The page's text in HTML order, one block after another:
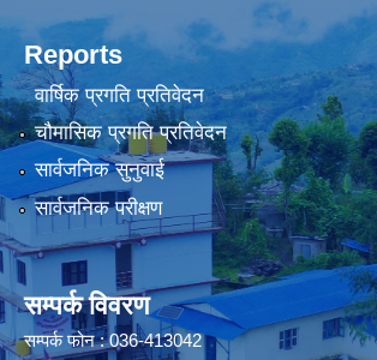
Reports
वार्षिक प्रगति प्रतिवेदन
चौमासिक प्रगति प्रतिवेदन
सार्वजनिक सुनुवाई
सार्वजनिक परीक्षण
सम्पर्क विवरण
सम्पर्क फोन : 036-413042